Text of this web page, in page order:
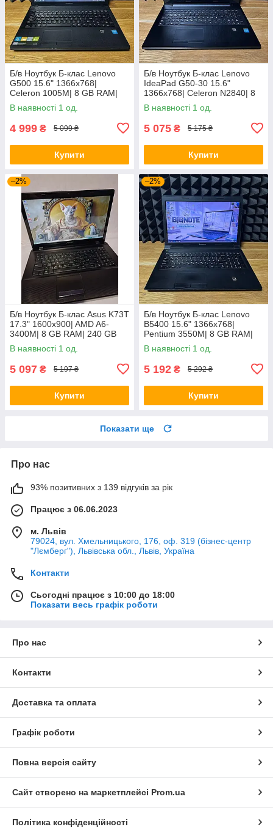
Б/в Ноутбук Б-клас Lenovo
G500 15.6" 1366x768|
Celeron 1005M| 8 GB RAM|
128 GB SSD| HD
В наявності 1 од.
4 999 ₴ 5 099 ₴
Купити
Б/в Ноутбук Б-клас Lenovo
IdeaPad G50-30 15.6"
1366x768| Celeron N2840| 8
GB RAM| 128 GB SSD| HD
В наявності 1 од.
5 075 ₴ 5 175 ₴
Купити
–2%
Б/в Ноутбук Б-клас Asus K73T
17.3" 1600x900| AMD A6-
3400M| 8 GB RAM| 240 GB
SSD + 500 GB HDD| Radeon
HD 6520G
В наявності 1 од.
5 097 ₴ 5 197 ₴
Купити
–2%
Б/в Ноутбук Б-клас Lenovo
B5400 15.6" 1366x768|
Pentium 3550M| 8 GB RAM|
128 GB SSD| HD
В наявності 1 од.
5 192 ₴ 5 292 ₴
Купити
Показати ще
Про нас
93% позитивних з 139 відгуків за рік
Працює з 06.06.2023
м. Львів
79024, вул. Хмельницького, 176, оф. 319 (бізнес-центр
"Лємберг"), Львівська обл., Львів, Україна
Контакти
Сьогодні працює з 10:00 до 18:00
Показати весь графік роботи
Про нас
Контакти
Доставка та оплата
Графік роботи
Повна версія сайту
Сайт створено на маркетплейсі Prom.ua
Політика конфіденційності